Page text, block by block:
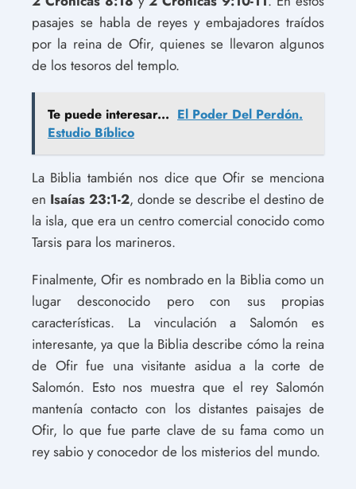
pasajes se habla de reyes y embajadores traídos
por la reina de Ofir, quienes se llevaron algunos
de los tesoros del templo.
Te puede interesar... El Poder Del Perdón.
Estudio Bíblico
La Biblia también nos dice que Ofir se menciona
en Isaías 23:1-2, donde se describe el destino de
la isla, que era un centro comercial conocido como
Tarsis para los marineros.
Finalmente, Ofir es nombrado en la Biblia como un
lugar desconocido pero con sus propias
características. La vinculación a Salomón es
interesante, ya que la Biblia describe cómo la reina
de Ofir fue una visitante asidua a la corte de
Salomón. Esto nos muestra que el rey Salomón
mantenía contacto con los distantes paisajes de
Ofir, lo que fue parte clave de su fama como un
rey sabio y conocedor de los misterios del mundo.